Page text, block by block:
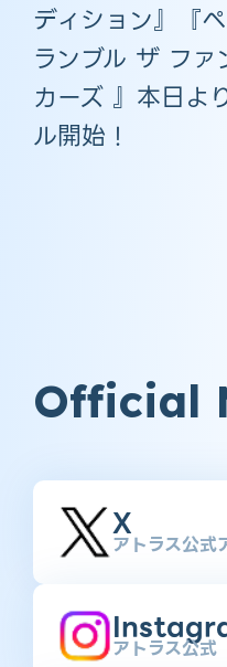
ディション』『
ランブル ザ ファ
カーズ 』本日よ
ル開始！
Official
X
アトラス公式
アトラス公式